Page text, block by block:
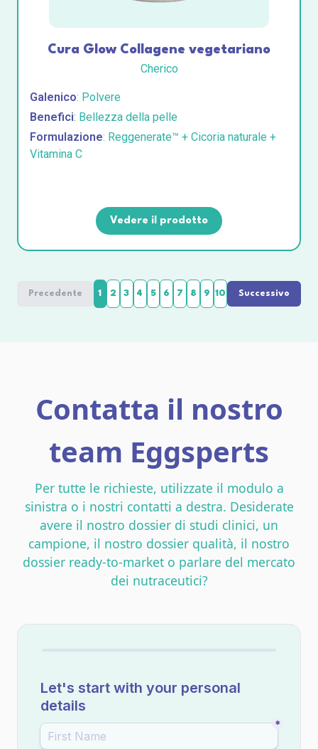
Cura Glow Collagene vegetariano
Cherico
Galenico: Polvere
Benefici: Bellezza della pelle
Formulazione: Reggenerate™ + Cicoria naturale +
Vitamina C
Vedere il prodotto
Precedente 1 2 3 4 5 6 7 8 9 10 Successivo
Contatta il nostro
team Eggsperts
Per tutte le richieste, utilizzate il modulo a
sinistra o i nostri contatti a destra. Desiderate
avere il nostro dossier di studi clinici, un
campione, il nostro dossier qualità, il nostro
dossier ready-to-market o parlare del mercato
dei nutraceutici?